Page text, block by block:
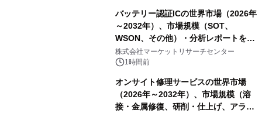
バッテリー認証ICの世界市場（2026年
～2032年）、市場規模（SOT、
WSON、その他）・分析レポートを発
表
株式会社マーケットリサーチセンター
1時間前
オンサイト修理サービスの世界市場
（2026年～2032年）、市場規模（溶
接・金属修復、研削・仕上げ、アライ